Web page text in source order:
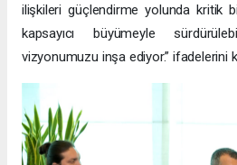
ilişkileri güçlendirme yolunda kritik
kapsayıcı büyümeyle
vizyonumuzu inşa ediyor.” ifadelerini